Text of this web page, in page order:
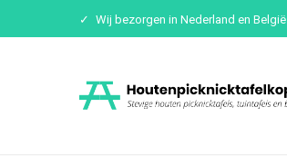
Wij bezorgen in Nederland en België